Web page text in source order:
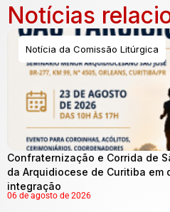
Notícias
Notícia da Comissão Litúrgica
Confraternização e Corrida de
da Arquidiocese de Curitiba em
integração
06 de agosto de 2026